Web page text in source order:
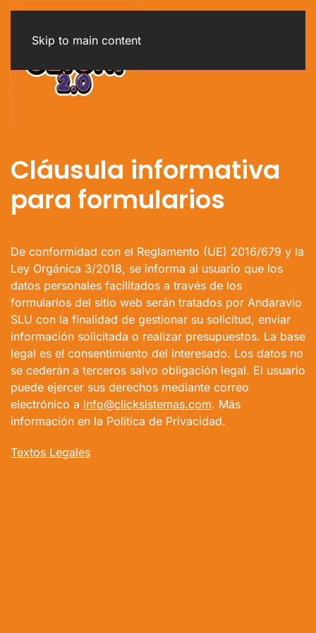
Skip to main content
Cláusula informativa
para formularios
De conformidad con el Reglamento (UE) 2016/679 y la
Ley Orgánica 3/2018, se informa al usuario que los
datos personales facilitados a través de los
formularios del sitio web serán tratados por Andaravio
SLU con la finalidad de gestionar su solicitud, enviar
información solicitada o realizar presupuestos. La base
legal es el consentimiento del interesado. Los datos no
se cederán a terceros salvo obligación legal. El usuario
puede ejercer sus derechos mediante correo
electrónico a info@clicksistemas.com. Más
información en la Política de Privacidad.
Textos Legales